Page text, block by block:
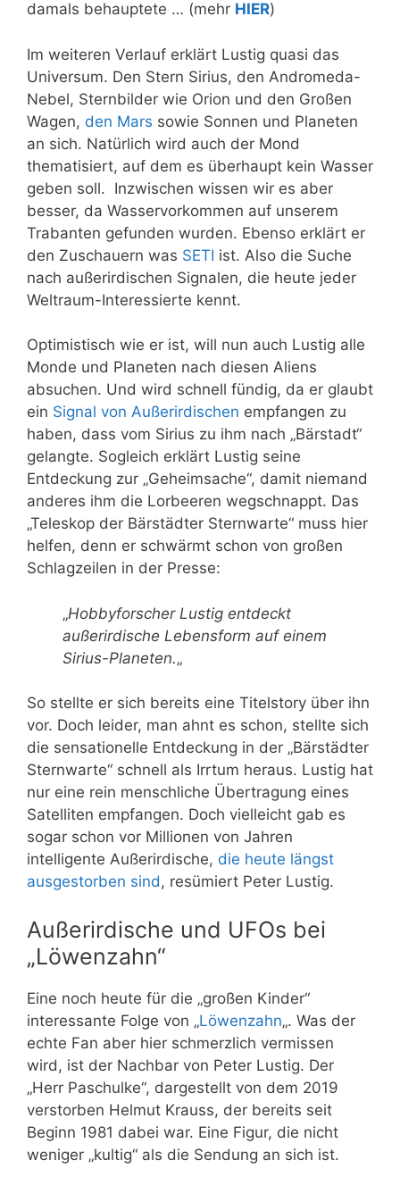
damals behauptete … (mehr HIER)
Im weiteren Verlauf erklärt Lustig quasi das
Universum. Den Stern Sirius, den Andromeda-
Nebel, Sternbilder wie Orion und den Großen
Wagen, den Mars sowie Sonnen und Planeten
an sich. Natürlich wird auch der Mond
thematisiert, auf dem es überhaupt kein Wasser
geben soll. Inzwischen wissen wir es aber
besser, da Wasservorkommen auf unserem
Trabanten gefunden wurden. Ebenso erklärt er
den Zuschauern was SETI ist. Also die Suche
nach außerirdischen Signalen, die heute jeder
Weltraum-Interessierte kennt.
Optimistisch wie er ist, will nun auch Lustig alle
Monde und Planeten nach diesen Aliens
absuchen. Und wird schnell fündig, da er glaubt
ein Signal von Außerirdischen empfangen zu
haben, dass vom Sirius zu ihm nach „Bärstadt“
gelangte. Sogleich erklärt Lustig seine
Entdeckung zur „Geheimsache“, damit niemand
anderes ihm die Lorbeeren wegschnappt. Das
„Teleskop der Bärstädter Sternwarte“ muss hier
helfen, denn er schwärmt schon von großen
Schlagzeilen in der Presse:
„Hobbyforscher Lustig entdeckt
außerirdische Lebensform auf einem
Sirius-Planeten.„
So stellte er sich bereits eine Titelstory über ihn
vor. Doch leider, man ahnt es schon, stellte sich
die sensationelle Entdeckung in der „Bärstädter
Sternwarte“ schnell als Irrtum heraus. Lustig hat
nur eine rein menschliche Übertragung eines
Satelliten empfangen. Doch vielleicht gab es
sogar schon vor Millionen von Jahren
intelligente Außerirdische, die heute längst
ausgestorben sind, resümiert Peter Lustig.
Außerirdische und UFOs bei
„Löwenzahn“
Eine noch heute für die „großen Kinder“
interessante Folge von „Löwenzahn„. Was der
echte Fan aber hier schmerzlich vermissen
wird, ist der Nachbar von Peter Lustig. Der
„Herr Paschulke“, dargestellt von dem 2019
verstorben Helmut Krauss, der bereits seit
Beginn 1981 dabei war. Eine Figur, die nicht
weniger „kultig“ als die Sendung an sich ist.